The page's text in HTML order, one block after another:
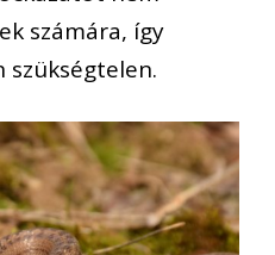
számára, így
szükségtelen.